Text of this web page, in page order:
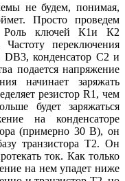
не будем, понимая,
Просто проведем
Роль ключей К1и К2
переключения
DB3, конденсатор C2 и
подается напряжение
начинает заряжать
резистор R1, чем
будет заряжаться
на конденсаторе
(примерно 30 В), он
транзистора T2. Он
ток. Как только
на нем упадет ниже